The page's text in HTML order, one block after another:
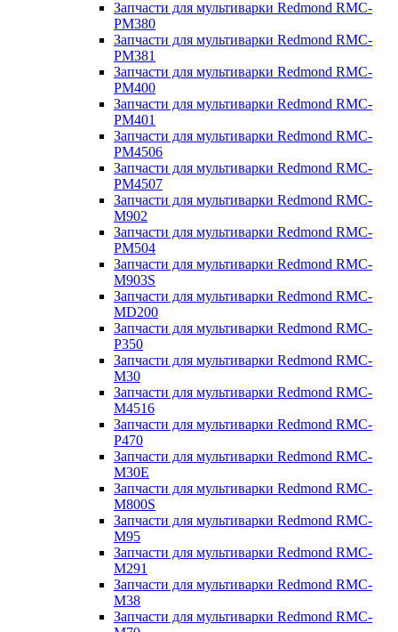
Запчасти для мультиварки Redmond RMC-
PM380
Запчасти для мультиварки Redmond RMC-
PM381
Запчасти для мультиварки Redmond RMC-
PM400
Запчасти для мультиварки Redmond RMC-
PM401
Запчасти для мультиварки Redmond RMC-
PM4506
Запчасти для мультиварки Redmond RMC-
PM4507
Запчасти для мультиварки Redmond RMC-
M902
Запчасти для мультиварки Redmond RMC-
PM504
Запчасти для мультиварки Redmond RMC-
M903S
Запчасти для мультиварки Redmond RMC-
MD200
Запчасти для мультиварки Redmond RMC-
P350
Запчасти для мультиварки Redmond RMC-
M30
Запчасти для мультиварки Redmond RMC-
M4516
Запчасти для мультиварки Redmond RMC-
P470
Запчасти для мультиварки Redmond RMC-
M30E
Запчасти для мультиварки Redmond RMC-
M800S
Запчасти для мультиварки Redmond RMC-
M95
Запчасти для мультиварки Redmond RMC-
M291
Запчасти для мультиварки Redmond RMC-
M38
Запчасти для мультиварки Redmond RMC-